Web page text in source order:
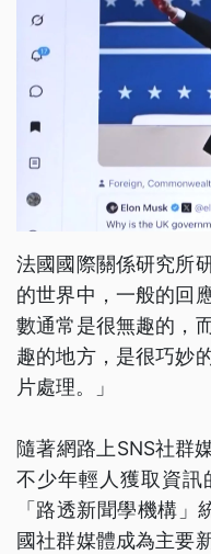
法國國際關係研究所
的世界中，一般的回
數通常是很無趣的，
趣的地方，是很巧妙
片處理。」
隨著網路上SNS社群
不少年輕人獲取資
「路透新聞學機構
國社群媒體成為主要